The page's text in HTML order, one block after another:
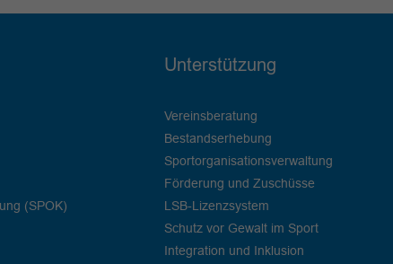
(SPOK)
Unterstützung
Vereinsberatung
Bestandserhebung
Sportorganisationsverwaltung
Förderung und Zuschüsse
LSB-Lizenzsystem
Schutz vor Gewalt im Sport
Integration und Inklusion